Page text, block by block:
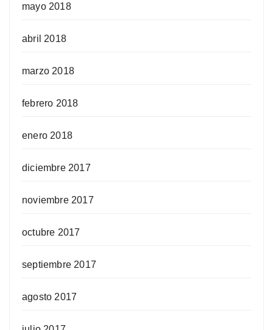
mayo 2018
abril 2018
marzo 2018
febrero 2018
enero 2018
diciembre 2017
noviembre 2017
octubre 2017
septiembre 2017
agosto 2017